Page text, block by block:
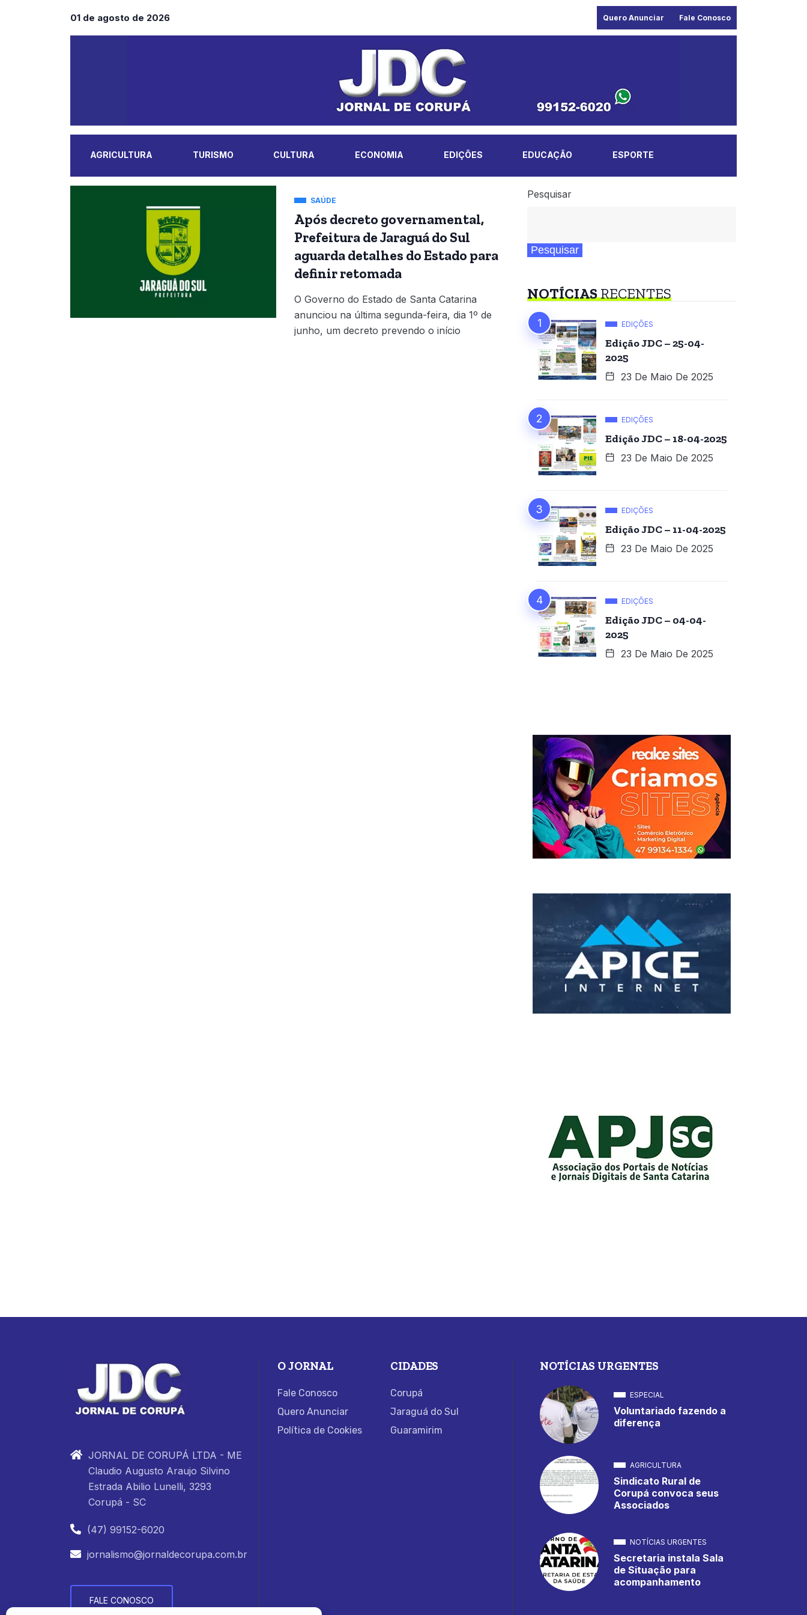
01 de agosto de 2026 Quero Anunciar Fale Conosco
AGRICULTURA TURISMO CULTURA ECONOMIA EDIÇÕES EDUCAÇÃO ESPORTE
SAÚDE
Após decreto governamental,
Prefeitura de Jaraguá do Sul
aguarda detalhes do Estado para
definir retomada
O Governo do Estado de Santa Catarina
anunciou na última segunda-feira, dia 1º de
junho, um decreto prevendo o início
Pesquisar
Pesquisar
NOTÍCIASRECENTES
EDIÇÕES
Edição JDC – 25-04-
2025
23 De Maio De 2025
EDIÇÕES
Edição JDC – 18-04-2025
23 De Maio De 2025
EDIÇÕES
Edição JDC – 11-04-2025
23 De Maio De 2025
EDIÇÕES
Edição JDC – 04-04-
2025
23 De Maio De 2025
JORNAL DE CORUPÁ LTDA - ME
Claudio Augusto Araujo Silvino
Estrada Abilio Lunelli, 3293
Corupá - SC
(47) 99152-6020
jornalismo@jornaldecorupa.com.br
FALE CONOSCO
O JORNAL
Fale Conosco
Quero Anunciar
Política de Cookies
CIDADES
Corupá
Jaraguá do Sul
Guaramirim
NOTÍCIAS URGENTES
ESPECIAL
Voluntariado fazendo a
diferença
AGRICULTURA
Sindicato Rural de
Corupá convoca seus
Associados
NOTÍCIAS URGENTES
Secretaria instala Sala
de Situação para
acompanhamento